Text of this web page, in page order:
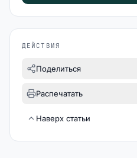
ДЕЙСТВИЯ
Поделиться
Распечатать
Наверх статьи